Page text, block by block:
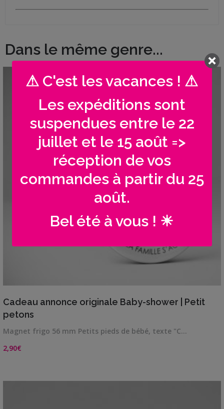
Dans le même genre...
Cadeau annonce originale Baby-shower | Petit
petons
Magnet frigo 56 mm Petits pieds de bébé, texte "C…
2,90€
⚠ C'est les vacances ! ⚠
Les expéditions sont
suspendues entre le 22
juillet et le 15 août =>
réception de vos
commandes à partir du 25
août.
Bel été à vous ! ☀